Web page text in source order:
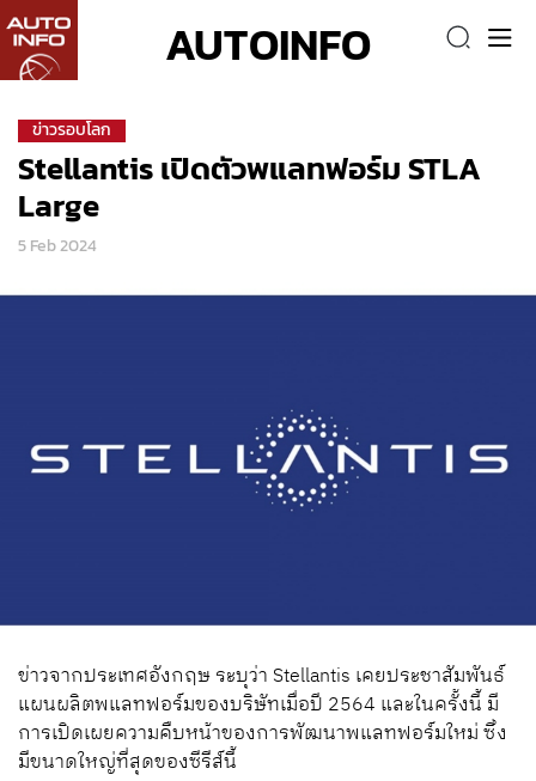
AUTOINFO
ข่าวรอบโลก
Stellantis เปิดตัวพแลทฟอร์ม STLA
Large
5 Feb 2024
ข่าวจากประเทศอังกฤษ ระบุว่า Stellantis เคยประชาสัมพันธ์
แผนผลิตพแลทฟอร์มของบริษัทเมื่อปี 2564 และในครั้งนี้ มี
การเปิดเผยความคืบหน้าของการพัฒนาพแลทฟอร์มใหม่ ซึ่ง
มีขนาดใหญ่ที่สุดของซีรีส์นี้